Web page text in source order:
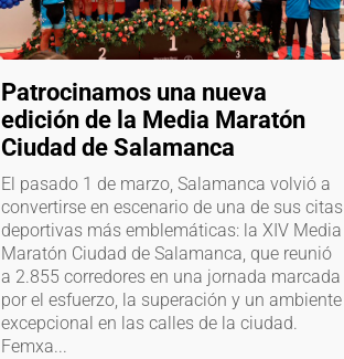
Patrocinamos una nueva
edición de la Media Maratón
Ciudad de Salamanca
El pasado 1 de marzo, Salamanca volvió a
convertirse en escenario de una de sus citas
deportivas más emblemáticas: la XIV Media
Maratón Ciudad de Salamanca, que reunió
a 2.855 corredores en una jornada marcada
por el esfuerzo, la superación y un ambiente
excepcional en las calles de la ciudad.
Femxa...